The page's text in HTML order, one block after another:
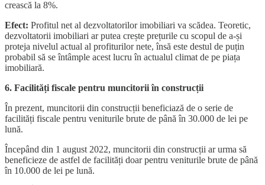
crească la 8%.
Efect: Profitul net al dezvoltatorilor imobiliari va scădea. Teoretic,
dezvoltatorii imobiliari ar putea crește prețurile cu scopul de a-și
proteja nivelul actual al profiturilor nete, însă este destul de puțin
probabil să se întâmple acest lucru în actualul climat de pe piața
imobiliară.
6. Facilități fiscale pentru muncitorii în construcții
În prezent, muncitorii din construcții beneficiază de o serie de
facilități fiscale pentru veniturile brute de până în 30.000 de lei pe
lună.
Începând din 1 august 2022, muncitorii din construcții ar urma să
beneficieze de astfel de facilități doar pentru veniturile brute de până
în 10.000 de lei pe lună.